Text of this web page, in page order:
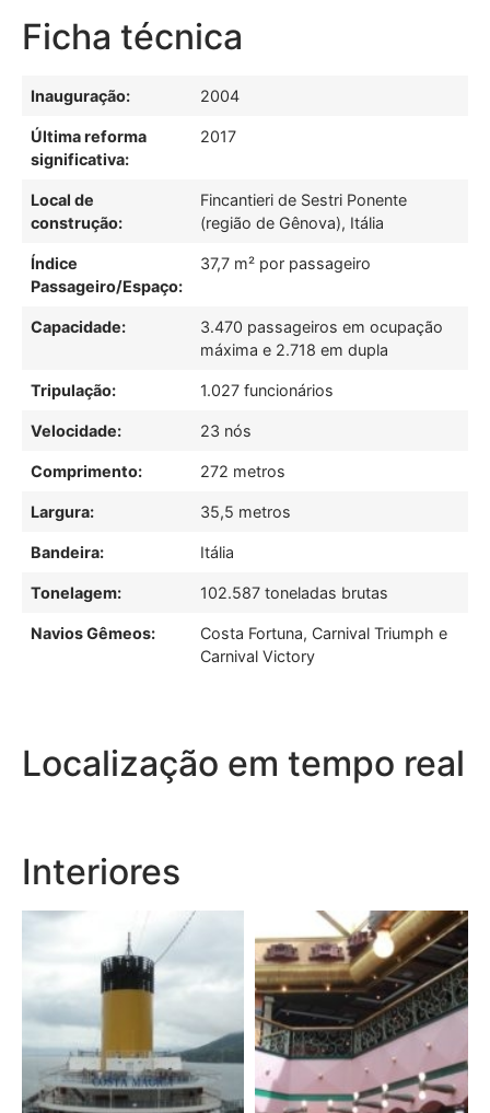
Ficha técnica
Inauguração: 2004
Última reforma
significativa:
2017
Local de
construção:
Fincantieri de Sestri Ponente
(região de Gênova), Itália
Índice
Passageiro/Espaço:
37,7 m² por passageiro
Capacidade:
3.470 passageiros em ocupação
máxima e 2.718 em dupla
Tripulação: 1.027 funcionários
Velocidade: 23 nós
Comprimento: 272 metros
Largura: 35,5 metros
Bandeira: Itália
Tonelagem: 102.587 toneladas brutas
Navios Gêmeos:
Costa Fortuna, Carnival Triumph e
Carnival Victory
Localização em tempo real
Interiores